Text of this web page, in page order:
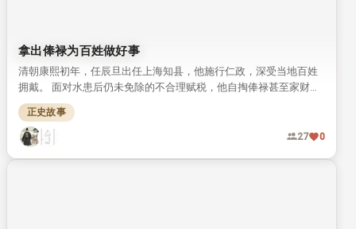
拿出俸禄为百姓做好事
清朝康熙初年，任辰旦出任上海知县，他施行仁政，深受当地百姓
拥戴。 面对水患后仍未免除的不合理赋税，他自掏俸禄甚至家财完
成勘测，最终为百姓减除了多余负担，这段事迹记载于《清史稿》
中。
正史故事
27 0